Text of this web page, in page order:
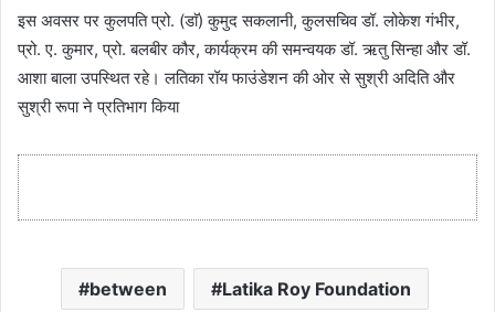
इस अवसर पर कुलपति प्रो. (डाॅ) कुमुद सकलानी, कुलसचिव डॉ. लोकेश गंभीर,
प्रो. ए. कुमार, प्रो. बलबीर कौर, कार्यक्रम की समन्वयक डॉ. ऋतु सिन्हा और डॉ.
आशा बाला उपस्थित रहे। लतिका रॉय फाउंडेशन की ओर से सुश्री अदिति और
सुश्री रूपा ने प्रतिभाग किया
between Latika Roy Foundation